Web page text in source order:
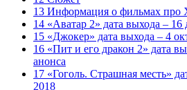
13 Информация о фильмах про
14 «Аватар 2» дата выхода – 16
15 «Джокер» дата выхода – 4
16 «Пит и его дракон 2» дата
анонса
17 «Гоголь. Страшная месть»
2018